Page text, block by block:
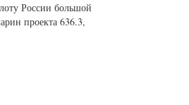
России большой
проекта 636.3,